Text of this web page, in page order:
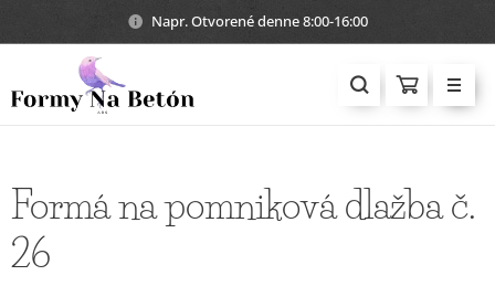
Napr. Otvorené denne 8:00-16:00
Formá na pomniková dlažba č.
26